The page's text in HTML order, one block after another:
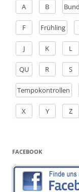
A B
F Frühling
J K L
QU R S
Tempokontrollen
X Y Z
FACEBOOK